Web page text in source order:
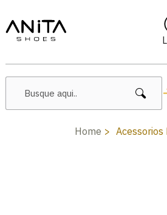
🔥 Lançamentos
Home Acessorios